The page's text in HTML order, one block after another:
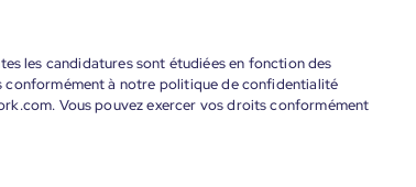
les candidatures sont étudiées en fonction des
conformément à notre politique de confidentialité
Vous pouvez exercer vos droits conformément